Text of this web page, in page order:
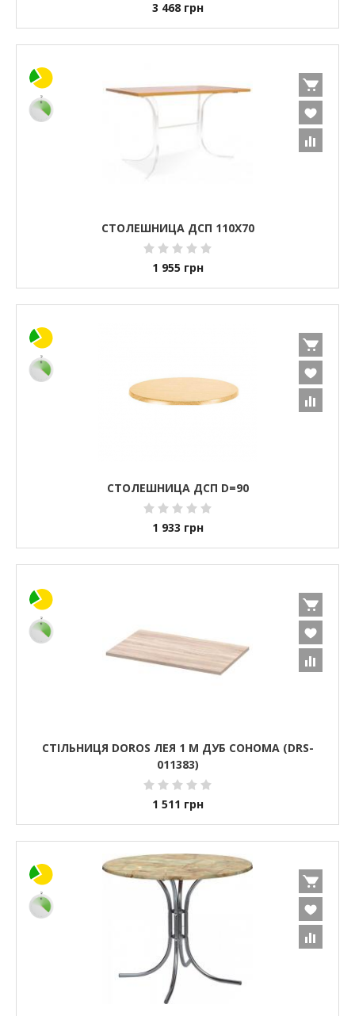
3 468 грн
СТОЛЕШНИЦА ДСП 110X70
1 955 грн
СТОЛЕШНИЦА ДСП D=90
1 933 грн
СТІЛЬНИЦЯ DOROS ЛЕЯ 1 М ДУБ СОНОМА (DRS-
011383)
1 511 грн